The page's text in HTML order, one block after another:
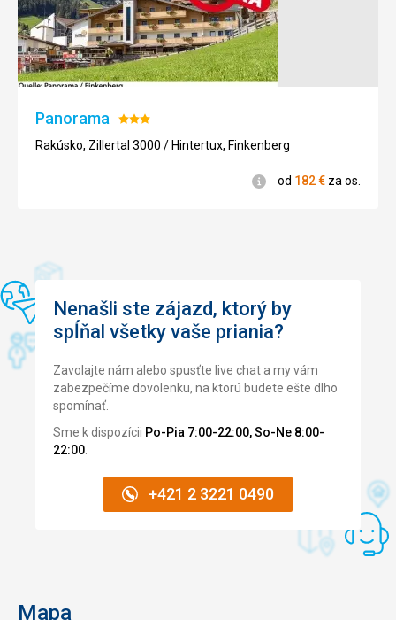
Panorama Hodnotenie:
3/5
Rakúsko, Zillertal 3000 / Hintertux, Finkenberg
Informácie
od 182€ za os.
Nenašli ste zájazd, ktorý by
spĺňal všetky vaše priania?
Zavolajte nám alebo spusťte live chat a my vám
zabezpečíme dovolenku, na ktorú budete ešte dlho
spomínať.
Sme k dispozícii Po-Pia 7:00-22:00, So-Ne 8:00-
22:00
+421 2 3221 0490
Mapa